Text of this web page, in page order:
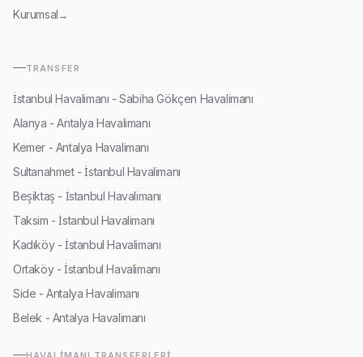
Kurumsal →
TRANSFER
İstanbul Havalimanı - Sabiha Gökçen Havalimanı
Alanya - Antalya Havalimanı
Kemer - Antalya Havalimanı
Sultanahmet - İstanbul Havalimanı
Beşiktaş - İstanbul Havalimanı
Taksim - İstanbul Havalimanı
Kadıköy - İstanbul Havalimanı
Ortaköy - İstanbul Havalimanı
Side - Antalya Havalimanı
Belek - Antalya Havalimanı